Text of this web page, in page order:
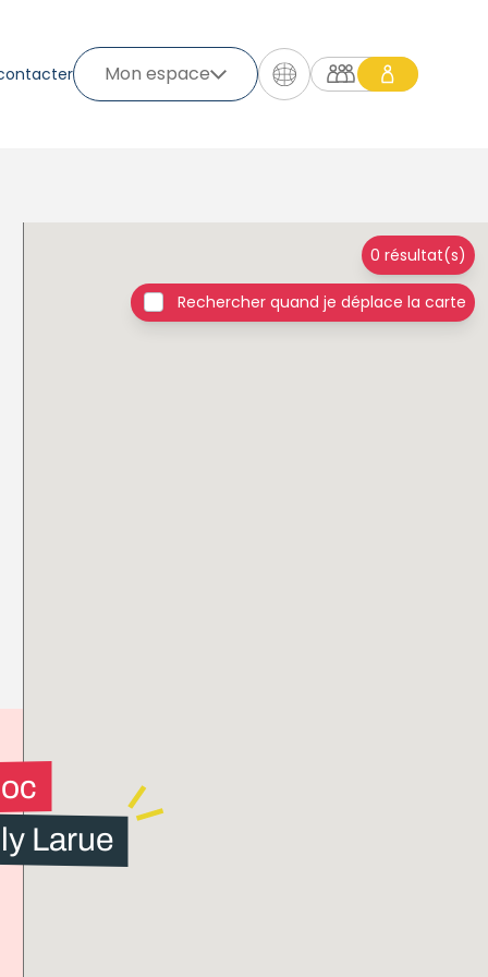
Mon espace
Larue
0 résultat(s)
Rechercher quand je déplace la carte